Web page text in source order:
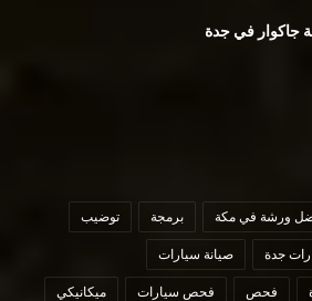
جاكوار في جدة
ورشة في مكة برمجة توضيب
جدة صيانة سيارات
فحص فحص سيارات ميكانيكي